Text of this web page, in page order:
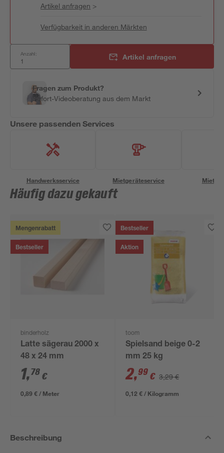
Artikel anfragen >
Verfügbarkeit in anderen Märkten
Anzahl: Artikel anfragen
Fragen zum Produkt?
Sofort-Videoberatung aus dem Markt
Unsere passenden Services
Handwerksservice Mietgeräteservice
Häufig dazu gekauft
Mengenrabatt
Bestseller
binderholz
Latte sägerau 2000 x
48 x 24 mm
1,78 €
0,89 € / Meter
Bestseller
Aktion
toom
Spielsand beige 0-2
mm 25 kg
2,99 € 3,29 €
0,12 € / Kilogramm
Beschreibung